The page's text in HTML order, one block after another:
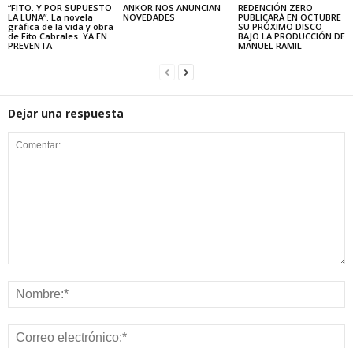
“FITO. Y POR SUPUESTO
LA LUNA”. La novela
gráfica de la vida y obra
de Fito Cabrales. YA EN
PREVENTA
ANKOR NOS ANUNCIAN
NOVEDADES
REDENCIÓN ZERO
PUBLICARÁ EN OCTUBRE
SU PRÓXIMO DISCO
BAJO LA PRODUCCIÓN DE
MANUEL RAMIL
Dejar una respuesta